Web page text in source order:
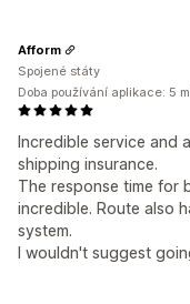
Incredible service and
shipping insurance.
The response time for
incredible. Route also
system.
I wouldn't suggest
Afform
Spojené státy
Doba používání aplikace: 5